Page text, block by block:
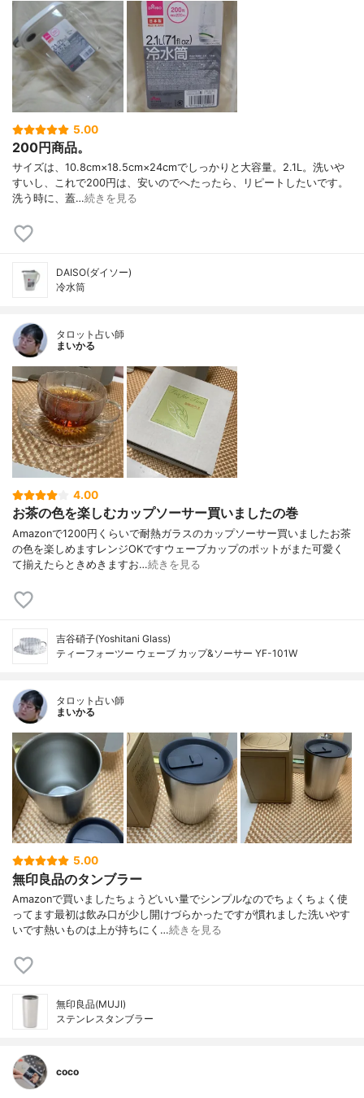
5.00
200円商品。
サイズは、10.8cm×18.5cm×24cmでしっかりと大容量。2.1L。洗いや
すいし、これで200円は、安いのでへたったら、リピートしたいです。
洗う時に、蓋…続きを見る
DAISO(ダイソー)
冷水筒
タロット占い師
まいかる
4.00
お茶の色を楽しむカップソーサー買いましたの巻
Amazonで1200円くらいで耐熱ガラスのカップソーサー買いましたお茶
の色を楽しめますレンジOKですウェーブカップのポットがまた可愛く
て揃えたらときめきますお…続きを見る
吉谷硝子(Yoshitani Glass)
ティーフォーツー ウェーブ カップ&ソーサー YF-101W
タロット占い師
まいかる
5.00
無印良品のタンブラー
Amazonで買いましたちょうどいい量でシンプルなのでちょくちょく使
ってます最初は飲み口が少し開けづらかったですが慣れました洗いやす
いです熱いものは上が持ちにく…続きを見る
無印良品(MUJI)
ステンレスタンブラー
coco